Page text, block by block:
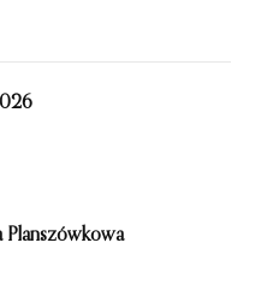
Planszówkowa